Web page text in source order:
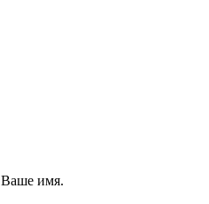
Ваше имя.